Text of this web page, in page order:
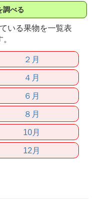
調べる
いる果物を一覧表
２月
４月
６月
８月
10月
12月